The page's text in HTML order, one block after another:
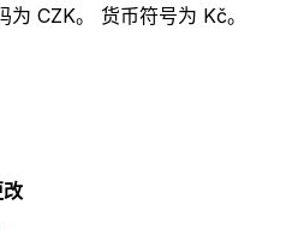
CZK。 货币符号为 Kč。
改